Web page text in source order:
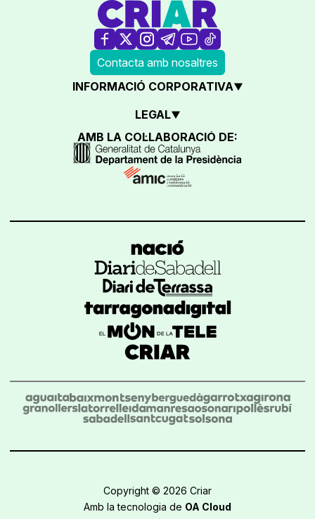
Contacta amb nosaltres
INFORMACIÓ CORPORATIVA
LEGAL
AMB LA COL·LABORACIÓ DE:
Copyright © 2026 Criar
Amb la tecnologia de OA Cloud